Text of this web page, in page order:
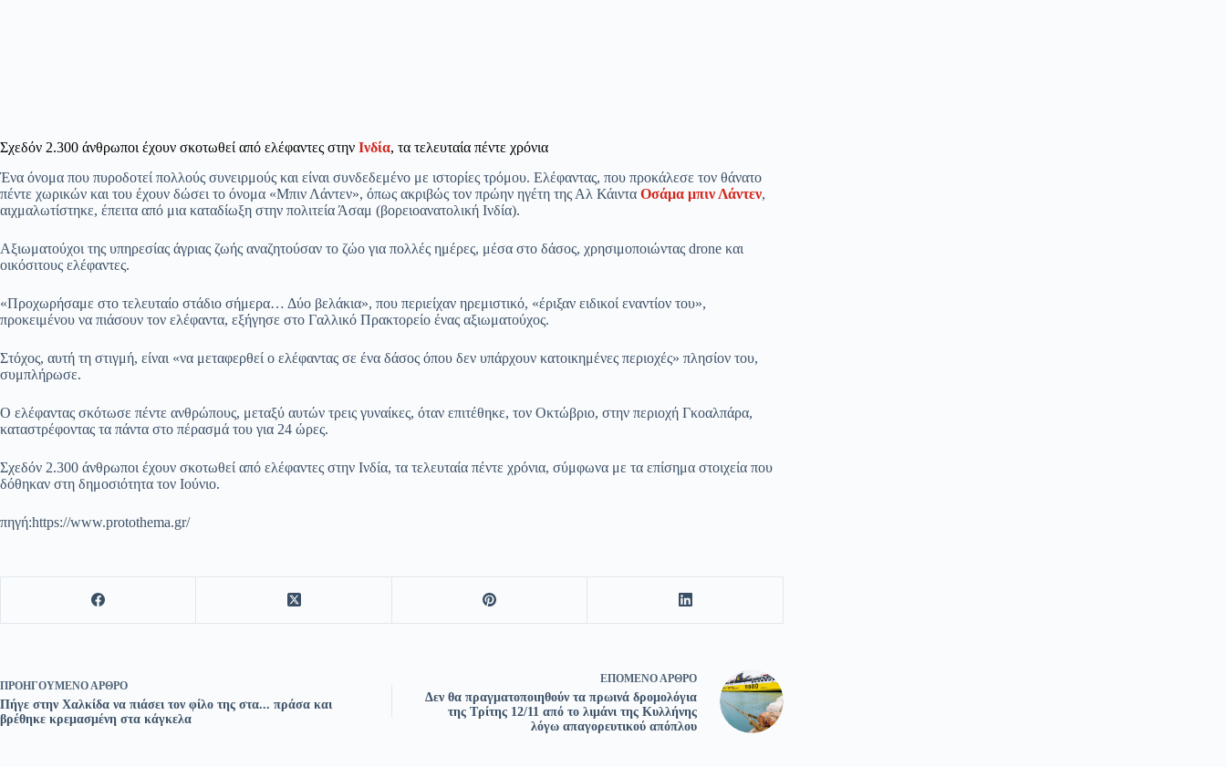
Σχεδόν 2.300 άνθρωποι έχουν σκοτωθεί από ελέφαντες στην Ινδία, τα τελευταία πέντε χρόνια
Ένα όνομα που πυροδοτεί πολλούς συνειρμούς και είναι συνδεδεμένο με ιστορίες τρόμου. Ελέφαντας, που προκάλεσε τον θάνατο
πέντε χωρικών και του έχουν δώσει το όνομα «Μπιν Λάντεν», όπως ακριβώς τον πρώην ηγέτη της Αλ Κάιντα Οσάμα μπιν Λάντεν,
αιχμαλωτίστηκε, έπειτα από μια καταδίωξη στην πολιτεία Άσαμ (βορειοανατολική Ινδία).
Αξιωματούχοι της υπηρεσίας άγριας ζωής αναζητούσαν το ζώο για πολλές ημέρες, μέσα στο δάσος, χρησιμοποιώντας drone και
οικόσιτους ελέφαντες.
«Προχωρήσαμε στο τελευταίο στάδιο σήμερα… Δύο βελάκια», που περιείχαν ηρεμιστικό, «έριξαν ειδικοί εναντίον του»,
προκειμένου να πιάσουν τον ελέφαντα, εξήγησε στο Γαλλικό Πρακτορείο ένας αξιωματούχος.
Στόχος, αυτή τη στιγμή, είναι «να μεταφερθεί ο ελέφαντας σε ένα δάσος όπου δεν υπάρχουν κατοικημένες περιοχές» πλησίον του,
συμπλήρωσε.
Ο ελέφαντας σκότωσε πέντε ανθρώπους, μεταξύ αυτών τρεις γυναίκες, όταν επιτέθηκε, τον Οκτώβριο, στην περιοχή Γκοαλπάρα,
καταστρέφοντας τα πάντα στο πέρασμά του για 24 ώρες.
Σχεδόν 2.300 άνθρωποι έχουν σκοτωθεί από ελέφαντες στην Ινδία, τα τελευταία πέντε χρόνια, σύμφωνα με τα επίσημα στοιχεία που
δόθηκαν στη δημοσιότητα τον Ιούνιο.
πηγή:https://www.protothema.gr/
ΠΡΟΗΓΟΎΜΕΝΟ ΆΡΘΡΟ
Πήγε στην Χαλκίδα να πιάσει τον φίλο της στα... πράσα και
βρέθηκε κρεμασμένη στα κάγκελα
ΕΠΌΜΕΝΟ ΆΡΘΡΟ
Δεν θα πραγματοποιηθούν τα πρωινά δρομολόγια
της Τρίτης 12/11 από το λιμάνι της Κυλλήνης
λόγω απαγορευτικού απόπλου